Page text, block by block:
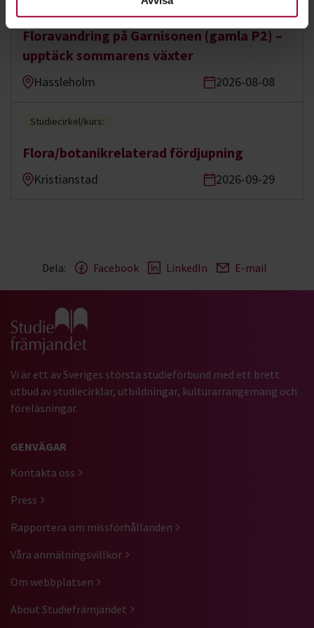
Floravandring på Garnisonen (gamla P2) –
upptäck sommarens växter
Hässleholm 2026-08-08
Studiecirkel/kurs:
Flora/botanikrelaterad fördjupning
Kristianstad 2026-09-29
Dela: Facebook LinkedIn E-mail
Gå till studiefrämjandets startsida
Vi är ett av Sveriges största studieförbund med ett brett
utbud av studiecirklar, utbildningar, kulturarrangemang och
föreläsningar.
GENVÄGAR
Kontakta oss
Press
Rapportera om missförhållanden
Våra anmälningsvillkor
Om webbplatsen
About Studiefrämjandet